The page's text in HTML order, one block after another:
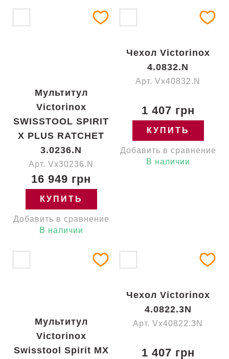
Мультитул
Victorinox
SWISSTOOL SPIRIT
X PLUS RATCHET
3.0236.N
Арт. Vx30236.N
16 949 грн
КУПИТЬ
Добавить в сравнение
В наличии
Чехол Victorinox
4.0832.N
Арт. Vx40832.N
1 407 грн
КУПИТЬ
Добавить в сравнение
В наличии
Мультитул
Victorinox
Swisstool Spirit MX
Чехол Victorinox
4.0822.3N
Арт. Vx40822.3N
1 407 грн